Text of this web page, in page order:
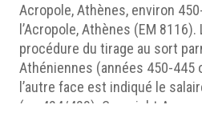
Acropole, Athènes, environ
l’Acropole, Athènes (EM
procédure du tirage au sort
Athéniennes (années 450-445
l’autre face est indiqué le
(en 424/423). Copyright